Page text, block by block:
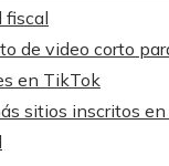
fiscal
de video corto
en TikTok
sitios inscritos